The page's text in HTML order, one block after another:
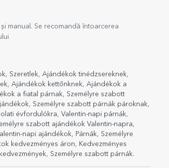
manual. Se recomandă întoarcerea
, Szeretlek, Ajándékok tinédzsereknek,
, Ajándékok kettőnknek, Ajándékok a
a fiatal párnak, Személyre szabott
, Személyre szabott párnák pároknak,
évfordulókra, Valentin-napi párnák,
szabott ajándékok Valentin-napra,
napi ajándékok, Párnák, Személyre
kedvezményes áron, Kedvezményes
, Személyre szabott párnák.